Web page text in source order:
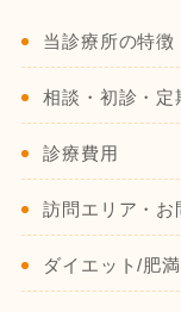
当診療所の特徴
相談・初診・定
診療費用
訪問エリア・お
ダイエット/肥